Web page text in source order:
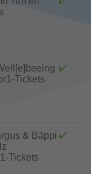
Tickets
& Bäppi
Tickets